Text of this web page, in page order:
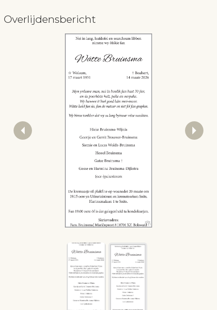
Overlijdensbericht